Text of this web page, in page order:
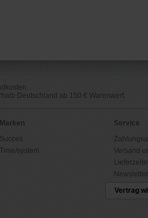
Deutschland ab 150 € Warenwert.
Marken
Succes
Time/system
Service
Versand
Newsletter
Vertrag